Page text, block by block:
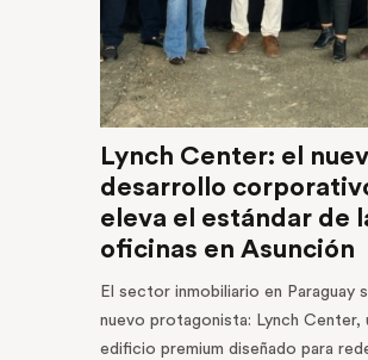
Lynch Center: el
desarrollo
eleva el estándar de
oficinas en Asunción
El sector inmobiliario en Paraguay
nuevo protagonista: Lynch Center,
edificio premium diseñado para